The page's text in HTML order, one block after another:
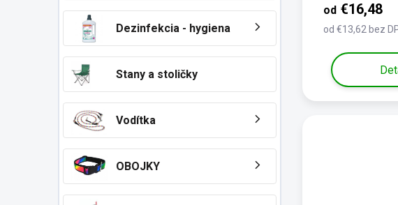
Dezinfekcia - hygiena
Stany a stoličky
Vodítka
OBOJKY
od €13,62 bez
od €16,48